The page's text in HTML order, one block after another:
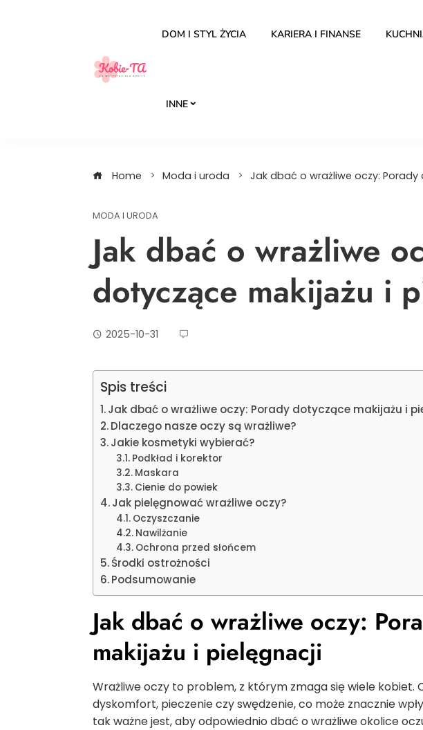
DOM I STYL ŻYCIA KARIERA I FINANSE
INNE
Home Moda i uroda Jak dbać o wrażliwe oczy:
MODA I URODA
Jak dbać o wrażliwe
dotyczące makijażu i
2025-10-31
Spis treści
Jak dbać o wrażliwe oczy: Porady dotyczące makijażu i
Dlaczego nasze oczy są wrażliwe?
Jakie kosmetyki wybierać?
Podkład i korektor
Maskara
Cienie do powiek
Jak pielęgnować wrażliwe oczy?
Oczyszczanie
Nawilżanie
Ochrona przed słońcem
Środki ostrożności
Podsumowanie
Jak dbać o wrażliwe oczy:
makijażu i pielęgnacji
Wrażliwe oczy to problem, z którym zmaga się wiele kobiet.
dyskomfort, pieczenie czy swędzenie, co może znacznie
tak ważne jest, aby odpowiednio dbać o wrażliwe okolice